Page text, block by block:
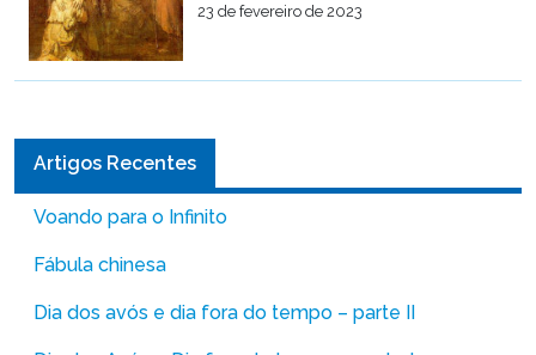
23 de fevereiro de 2023
Artigos Recentes
Voando para o Infinito
Fábula chinesa
Dia dos avós e dia fora do tempo – parte II